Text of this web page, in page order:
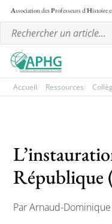
Association desProfesseurs d'Histoire
Les
Lettre
Accueil Ressources
République
Par Arnaud-